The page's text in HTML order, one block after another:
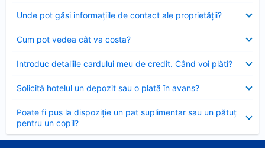
Unde pot găsi informațiile de contact ale proprietății?
închis
Cum pot vedea cât va costa?
închis
Introduc detaliile cardului meu de credit. Când voi plăti?
închis
Solicită hotelul un depozit sau o plată în avans?
închis
Poate fi pus la dispoziție un pat suplimentar sau un pătuț
pentru un copil?
închis